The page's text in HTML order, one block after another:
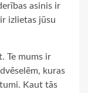
asinis ir
izlietas jūsu
Te mums ir
kuras
Kaut tās